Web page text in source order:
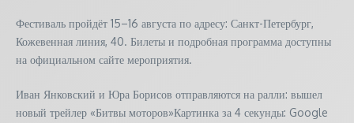
Фестиваль пройдёт 15–16 августа по адресу: Санкт-Петербург,
Кожевенная линия, 40. Билеты и подробная программа доступны
на официальном сайте мероприятия.
Иван Янковский и Юра Борисов отправляются на ралли: вышел
новый трейлер «Битвы моторов»Картинка за 4 секунды: Google